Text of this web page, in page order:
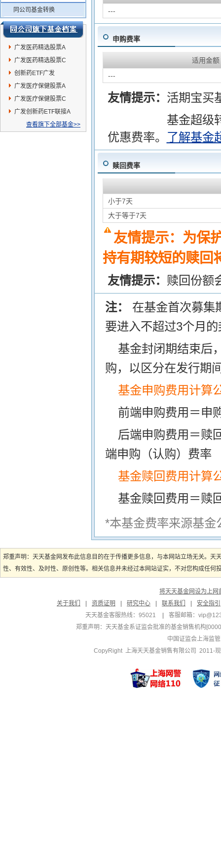
同公司基金转换
广发医药精选股票A
广发医药精选股票C
创新药ETF广发
广发医疗保健股票A
广发医疗保健股票C
广发创新药ETF联接A
查看旗下全部基金>>
---
申购费率
适用金额
---
友情提示： 活期宝买
基金超级
优惠费率。 了解基金
赎回费率
小于7天
大于等于7天
友情提示：为保
持有期较短的赎回
友情提示： 赎回份额
注： 在基金首次募集
要进入不超过3个月
基金封闭期结束后
购，以区分在发行期
基金申购费用计算
前端申购费用＝申
后端申购费用＝赎
端申购（认购）费率
基金赎回费用计算
基金赎回费用＝赎
*本基金费率来源基
郑重声明：天天基金网发布此信息目的在于传播更多信息，与本网站立场无关。
性、有效性、及时性、原创性等。相关信息并未经过本网站证实，不对您构成任
将天天基金网设为上网
关于我们
资质证明 研究中心 联系我们
安全指引
天天基金客服热线：95021
客服邮箱：
郑重声明： 天天基金系证监会批准的基金销售机构
中国证监会上海监
CopyRight 上海天天基金销售有限公司 2011-